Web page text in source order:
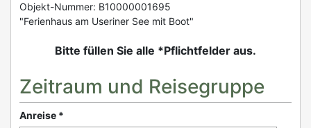
Objekt-Nummer: B10000001695
"Ferienhaus am Useriner See mit Boot"
Bitte füllen Sie alle *Pflichtfelder aus.
Zeitraum und Reisegruppe
Anreise *